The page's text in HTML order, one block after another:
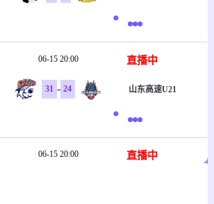
06-15 20:00 直播中
31 - 24 山东高速U21
06-15 20:00 直播中